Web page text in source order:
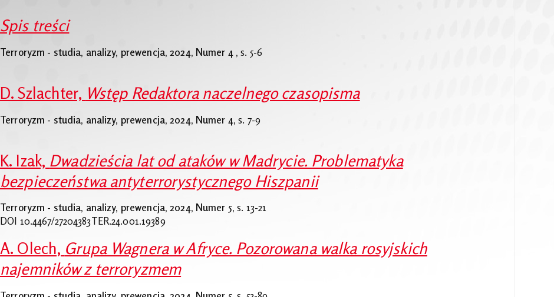
Spis treści
Terroryzm - studia, analizy, prewencja, 2024, Numer 4 ,s. 5-6
D. Szlachter, Wstęp Redaktora naczelnego czasopisma
Terroryzm - studia, analizy, prewencja, 2024, Numer 4,s. 7-9
K. Izak, Dwadzieścia lat od ataków w Madrycie. Problematyka
bezpieczeństwa antyterrorystycznego Hiszpanii
Terroryzm - studia, analizy, prewencja, 2024, Numer 5,s. 13-21
DOI 10.4467/27204383TER.24.001.19389
A. Olech, Grupa Wagnera w Afryce. Pozorowana walka rosyjskich
najemników z terroryzmem